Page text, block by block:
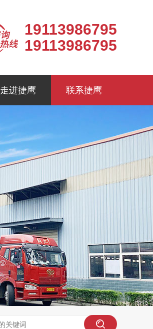
19113986795
19113986795
走进捷鹰 联系捷鹰